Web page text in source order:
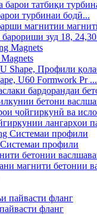
турбинаи бодӣ...
зуд 18,
U60 Formwork Pr ...
бетони
лангарҳои
профили
магнити бетонии
фланг